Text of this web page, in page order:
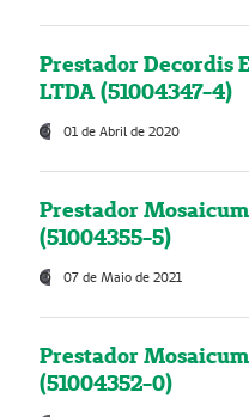
Prestador Decordis
LTDA (51004347-4)
01 de Abril de 2020
Prestador
(51004355-5)
07 de Maio de 2021
Prestador
(51004352-0)